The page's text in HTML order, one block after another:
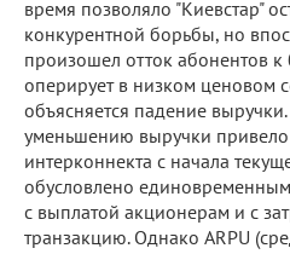
время позволяло "Киевстар"
конкурентной борьбы, но
произошел отток абонентов
оперирует в низком ценовом
объясняется падение
уменьшению выручки
интерконнекта с начала
обусловлено
с выплатой акционерам и с
транзакцию. Однако ARPU